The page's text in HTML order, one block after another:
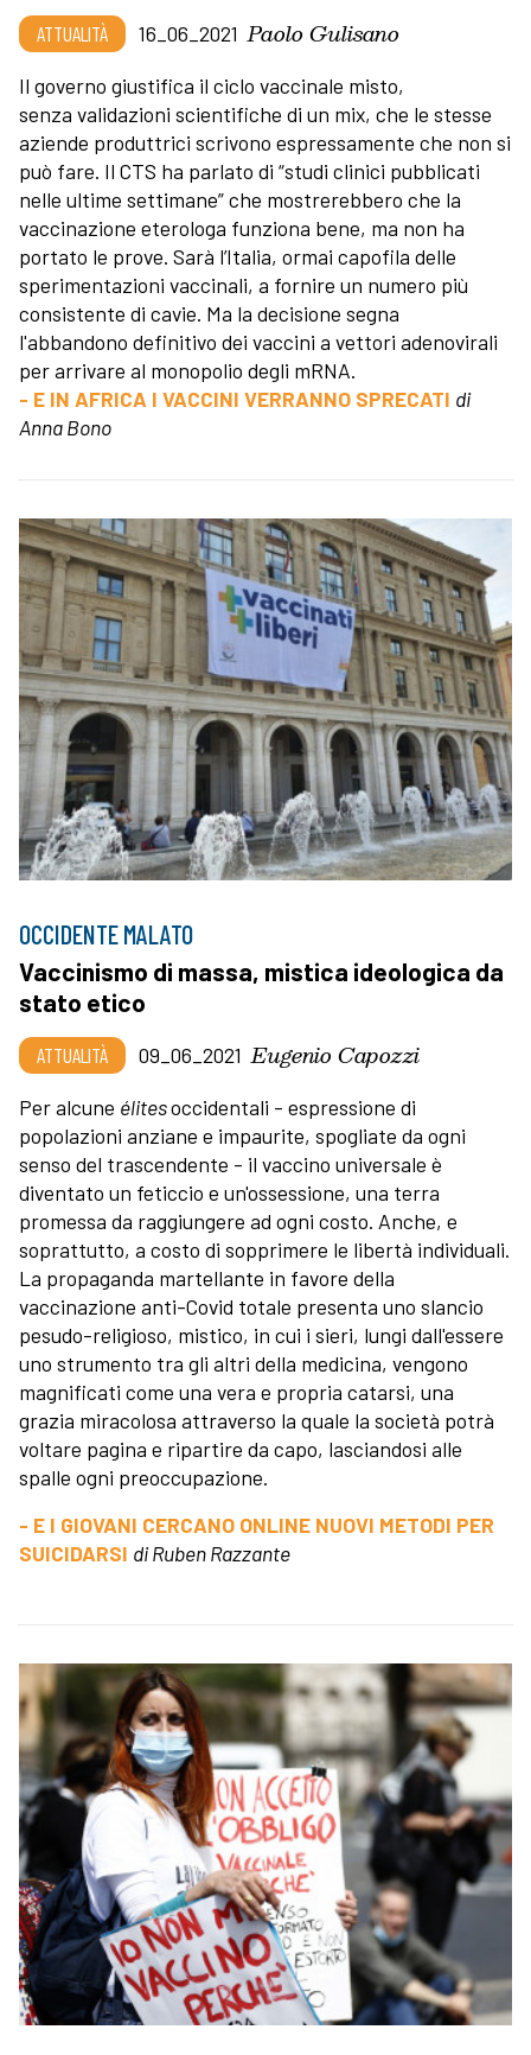
ATTUALITÀ 16_06_2021 Paolo Gulisano
Il governo giustifica il ciclo vaccinale misto,
senza validazioni scientifiche di un mix, che le stesse
aziende produttrici scrivono espressamente che non si
può fare. Il CTS ha parlato di “studi clinici pubblicati
nelle ultime settimane” che mostrerebbero che la
vaccinazione eterologa funziona bene, ma non ha
portato le prove. Sarà l’Italia, ormai capofila delle
sperimentazioni vaccinali, a fornire un numero più
consistente di cavie. Ma la decisione segna
l'abbandono definitivo dei vaccini a vettori adenovirali
per arrivare al monopolio degli mRNA.
- E IN AFRICA I VACCINI VERRANNO SPRECATI di
Anna Bono
OCCIDENTE MALATO
Vaccinismo di massa, mistica ideologica da
stato etico
ATTUALITÀ 09_06_2021 Eugenio Capozzi
Per alcune élitesoccidentali - espressione di
popolazioni anziane e impaurite, spogliate da ogni
senso del trascendente - il vaccino universale è
diventato un feticcio e un'ossessione, una terra
promessa da raggiungere ad ogni costo. Anche, e
soprattutto, a costo di sopprimere le libertà individuali.
La propaganda martellante in favore della
vaccinazione anti-Covid totale presenta uno slancio
pesudo-religioso, mistico, in cui i sieri, lungi dall'essere
uno strumento tra gli altri della medicina, vengono
magnificati come una vera e propria catarsi, una
grazia miracolosa attraverso la quale la società potrà
voltare pagina e ripartire da capo, lasciandosi alle
spalle ogni preoccupazione.
- E I GIOVANI CERCANO ONLINE NUOVI METODI PER
SUICIDARSI di Ruben Razzante